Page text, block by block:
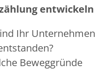
entwickeln
Ihr Unternehmen
Beweggründe